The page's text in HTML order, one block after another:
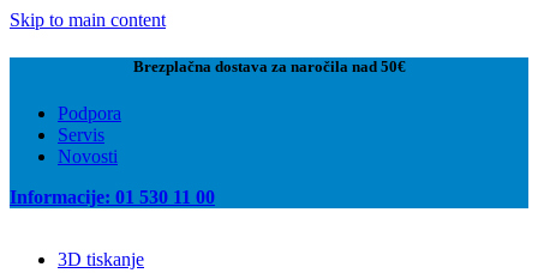
Skip to main content
Brezplačna dostava za naročila nad 50€
Podpora
Servis
Novosti
Informacije: 01 530 11 00
3D tiskanje